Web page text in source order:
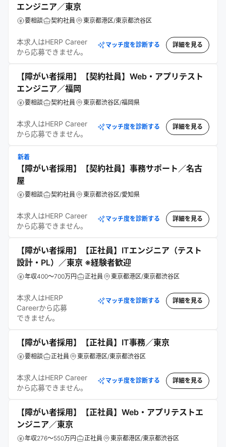
エンジニア／東京
要相談 契約社員 東京都港区/東京都渋谷区
本求人はHERP Career
から応募できません。
マッチ度を診断する 詳細を見る
【障がい者採用】【契約社員】Web・アプリテスト
エンジニア／福岡
要相談 契約社員 東京都渋谷区/福岡県
本求人はHERP Career
から応募できません。
マッチ度を診断する 詳細を見る
新着
【障がい者採用】【契約社員】事務サポート／名古
屋
要相談 契約社員 東京都渋谷区/愛知県
本求人はHERP Career
から応募できません。
マッチ度を診断する 詳細を見る
【障がい者採用】【正社員】ITエンジニア（テスト
設計・PL）／東京 ※経験者歓迎
年収400～700万円 正社員 東京都港区/東京都渋谷区
本求人はHERP
Careerから応募
できません。
マッチ度を診断する 詳細を見る
【障がい者採用】【正社員】IT事務／東京
要相談 正社員 東京都港区/東京都渋谷区
本求人はHERP Career
から応募できません。
マッチ度を診断する 詳細を見る
【障がい者採用】【正社員】Web・アプリテストエ
ンジニア／東京
年収276～550万円 正社員 東京都港区/東京都渋谷区